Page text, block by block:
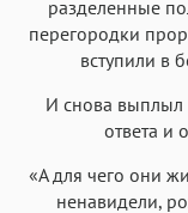
разделенные
перегородки
вступили в
И снова
ответа и
«А для чего они
ненавидели,